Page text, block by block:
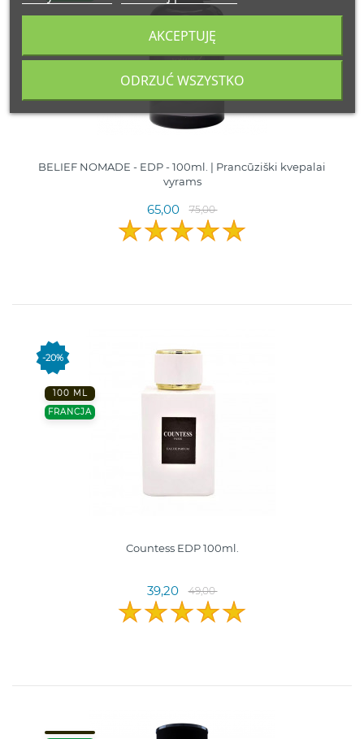
BELIEF NOMADE - EDP - 100ml. | Prancūziški kvepalai
vyrams
65,00 75,00
-20%
100 ML
FRANCJA
Countess EDP 100ml.
39,20 49,00
ODRZUĆ WSZYSTKO
AKCEPTUJĘ